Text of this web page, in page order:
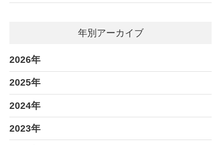
年別アーカイブ
2026年
2025年
2024年
2023年